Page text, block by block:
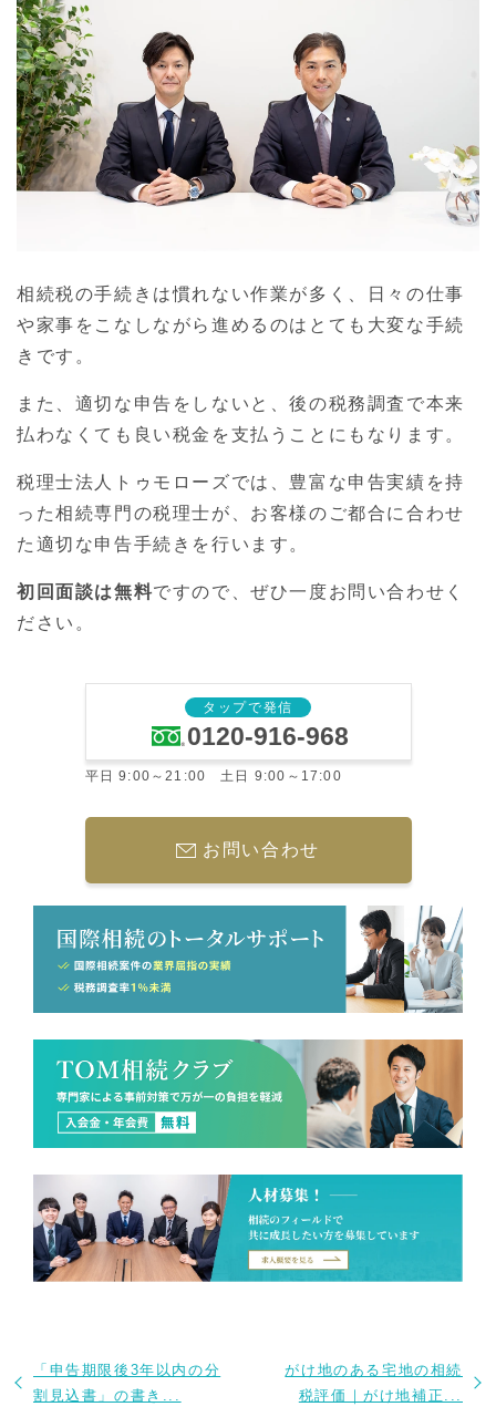
相続税の手続きは慣れない作業が多く、日々の仕事
や家事をこなしながら進めるのはとても大変な手続
きです。
また、適切な申告をしないと、後の税務調査で本来
払わなくても良い税金を支払うことにもなります。
税理士法人トゥモローズでは、豊富な申告実績を持
った相続専門の税理士が、お客様のご都合に合わせ
た適切な申告手続きを行います。
初回面談は無料ですので、ぜひ一度お問い合わせく
ださい。
タップで発信
0120-916-968
平日 9:00～21:00 土日 9:00～17:00
お問い合わせ
「申告期限後3年以内の分
割見込書」の書き...
がけ地のある宅地の相続
税評価｜がけ地補正...